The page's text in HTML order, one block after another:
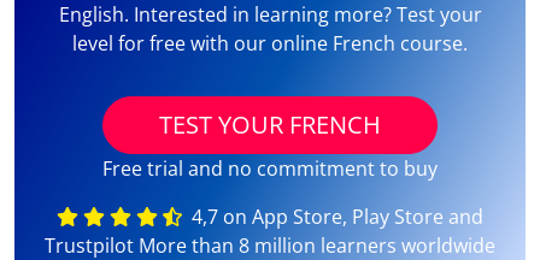
English. Interested in learning more? Test your
level for free with our online French course.
TEST YOUR FRENCH
Free trial and no commitment to buy
4,7 on App Store, Play Store and
Trustpilot More than 8 million learners worldwide